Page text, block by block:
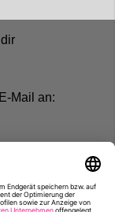
Mail an: